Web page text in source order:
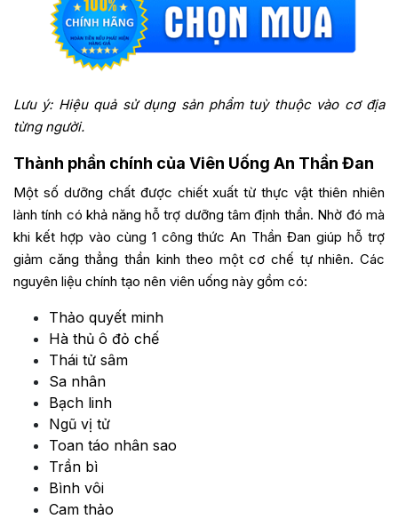
Lưu ý: Hiệu quả sử dụng sản phẩm tuỳ thuộc vào cơ địa
từng người.
Thành phần chính của Viên Uống An Thần Đan
Một số dưỡng chất được chiết xuất từ thực vật thiên nhiên
lành tính có khả năng hỗ trợ dưỡng tâm định thần. Nhờ đó mà
khi kết hợp vào cùng 1 công thức An Thần Đan giúp hỗ trợ
giảm căng thẳng thần kinh theo một cơ chế tự nhiên. Các
nguyên liệu chính tạo nên viên uống này gồm có:
Thảo quyết minh
Hà thủ ô đỏ chế
Thái tử sâm
Sa nhân
Bạch linh
Ngũ vị tử
Toan táo nhân sao
Trần bì
Bình vôi
Cam thảo